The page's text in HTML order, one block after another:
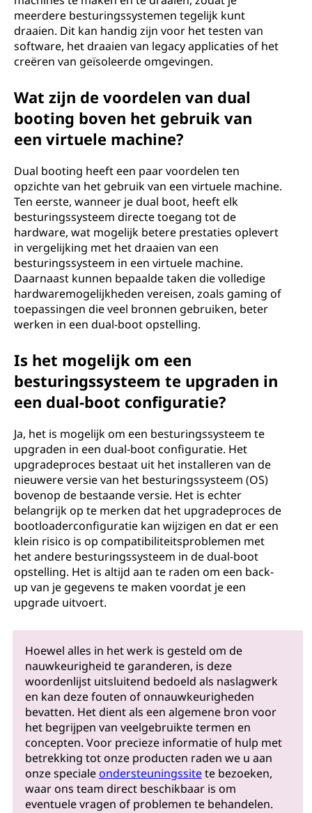
meerdere besturingssystemen tegelijk kunt
draaien. Dit kan handig zijn voor het testen van
software, het draaien van legacy applicaties of het
creëren van geïsoleerde omgevingen.
Wat zijn de voordelen van dual
booting boven het gebruik van
een virtuele machine?
Dual booting heeft een paar voordelen ten
opzichte van het gebruik van een virtuele machine.
Ten eerste, wanneer je dual boot, heeft elk
besturingssysteem directe toegang tot de
hardware, wat mogelijk betere prestaties oplevert
in vergelijking met het draaien van een
besturingssysteem in een virtuele machine.
Daarnaast kunnen bepaalde taken die volledige
hardwaremogelijkheden vereisen, zoals gaming of
toepassingen die veel bronnen gebruiken, beter
werken in een dual-boot opstelling.
Is het mogelijk om een
besturingssysteem te upgraden in
een dual-boot configuratie?
Ja, het is mogelijk om een besturingssysteem te
upgraden in een dual-boot configuratie. Het
upgradeproces bestaat uit het installeren van de
nieuwere versie van het besturingssysteem (OS)
bovenop de bestaande versie. Het is echter
belangrijk op te merken dat het upgradeproces de
bootloaderconfiguratie kan wijzigen en dat er een
klein risico is op compatibiliteitsproblemen met
het andere besturingssysteem in de dual-boot
opstelling. Het is altijd aan te raden om een back-
up van je gegevens te maken voordat je een
upgrade uitvoert.
Hoewel alles in het werk is gesteld om de
nauwkeurigheid te garanderen, is deze
woordenlijst uitsluitend bedoeld als naslagwerk
en kan deze fouten of onnauwkeurigheden
bevatten. Het dient als een algemene bron voor
het begrijpen van veelgebruikte termen en
concepten. Voor precieze informatie of hulp met
betrekking tot onze producten raden we u aan
onze specialeondersteuningssitete bezoeken,
waar ons team direct beschikbaar is om
eventuele vragen of problemen te behandelen.